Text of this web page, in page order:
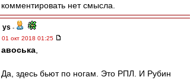
комментировать нет смысла.
ys -
01 окт 2018 01:25
авоська
Да, здесь бьют по ногам. Это РПЛ. И Рубин